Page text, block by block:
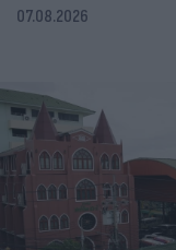
07.08.2026